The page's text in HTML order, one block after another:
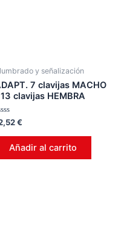
y señalización
7 clavijas MACHO
clavijas HEMBRA
€
Añadir al carrito